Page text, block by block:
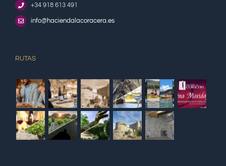
+34 918 613 491
info@haciendalacoracera.es
RUTAS